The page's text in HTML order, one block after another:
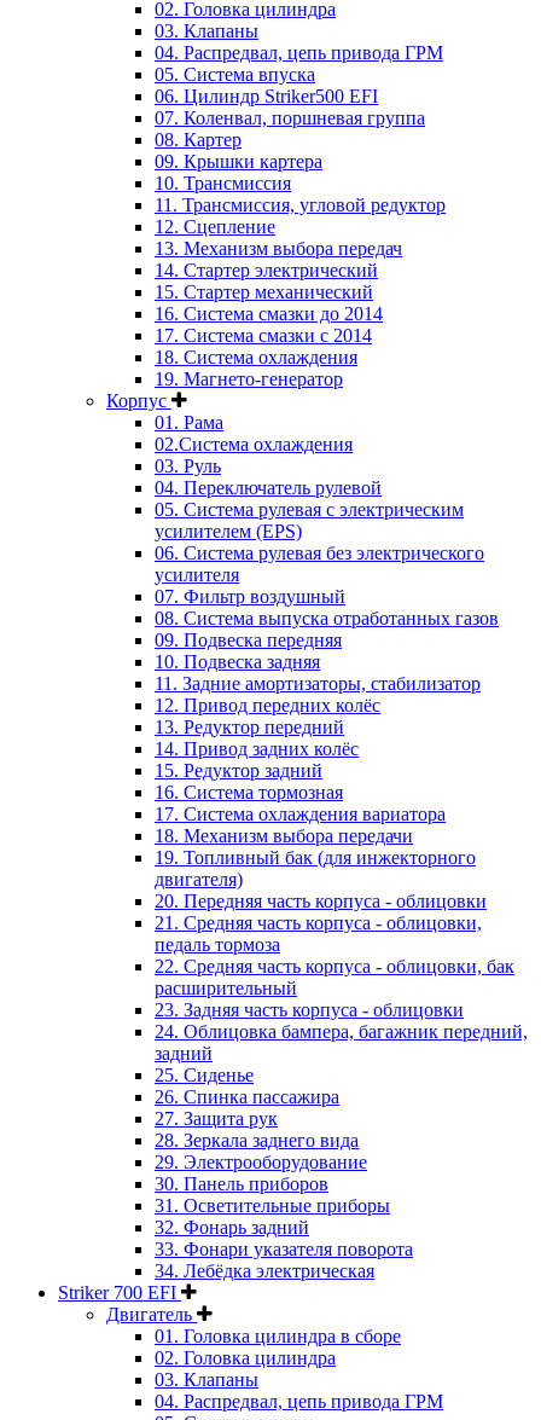
02. Головка цилиндра
03. Клапаны
04. Распредвал, цепь привода ГРМ
05. Система впуска
06. Цилиндр Striker500 EFI
07. Коленвал, поршневая группа
08. Картер
09. Крышки картера
10. Трансмиссия
11. Трансмиссия, угловой редуктор
12. Сцепление
13. Механизм выбора передач
14. Стартер электрический
15. Стартер механический
16. Система смазки до 2014
17. Система смазки c 2014
18. Система охлаждения
19. Магнето-генератор
Корпус
01. Рама
02.Система охлаждения
03. Руль
04. Переключатель рулевой
05. Система рулевая с электрическим
усилителем (EPS)
06. Система рулевая без электрического
усилителя
07. Фильтр воздушный
08. Система выпуска отработанных газов
09. Подвеска передняя
10. Подвеска задняя
11. Задние амортизаторы, стабилизатор
12. Привод передних колёс
13. Редуктор передний
14. Привод задних колёс
15. Редуктор задний
16. Система тормозная
17. Система охлаждения вариатора
18. Механизм выбора передачи
19. Топливный бак (для инжекторного
двигателя)
20. Передняя часть корпуса - облицовки
21. Средняя часть корпуса - облицовки,
педаль тормоза
22. Средняя часть корпуса - облицовки, бак
расширительный
23. Задняя часть корпуса - облицовки
24. Облицовка бампера, багажник передний,
задний
25. Сиденье
26. Спинка пассажира
27. Защита рук
28. Зеркала заднего вида
29. Электрооборудование
30. Панель приборов
31. Oсветительные приборы
32. Фонарь задний
33. Фонари указателя поворота
34. Лебёдка электрическая
Striker 700 EFI
Двигатель
01. Головка цилиндра в сборе
02. Головка цилиндра
03. Клапаны
04. Распредвал, цепь привода ГРМ